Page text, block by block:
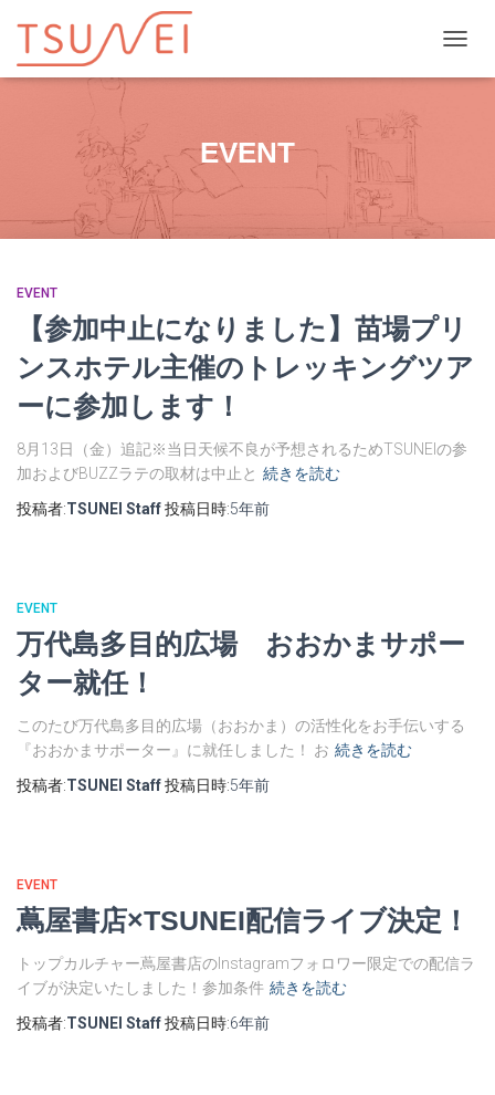
EVENT
EVENT
【参加中止になりました】苗場プリ
ンスホテル主催のトレッキングツア
ーに参加します！
8月13日（金）追記※当日天候不良が予想されるためTSUNEIの参
加およびBUZZラテの取材は中止と 続きを読む
投稿者:TSUNEI Staff投稿日時:5年前
EVENT
万代島多目的広場 おおかまサポー
ター就任！
このたび万代島多目的広場（おおかま）の活性化をお手伝いする
『おおかまサポーター』に就任しました！ お 続きを読む
投稿者:TSUNEI Staff投稿日時:5年前
EVENT
蔦屋書店×TSUNEI配信ライブ決定！
トップカルチャー蔦屋書店のInstagramフォロワー限定での配信ラ
イブが決定いたしました！参加条件 続きを読む
投稿者:TSUNEI Staff投稿日時:6年前